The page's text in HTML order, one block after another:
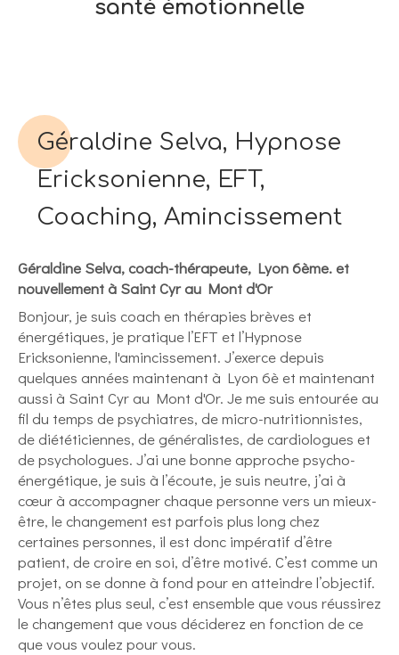
santé émotionnelle
Géraldine Selva, Hypnose
Ericksonienne, EFT,
Coaching, Amincissement
Géraldine Selva, coach-thérapeute, Lyon 6ème. et
nouvellement à Saint Cyr au Mont d'Or
Bonjour, je suis coach en thérapies brèves et
énergétiques, je pratique l’EFT et l’Hypnose
Ericksonienne, l'amincissement. J’exerce depuis
quelques années maintenant à Lyon 6è et maintenant
aussi à Saint Cyr au Mont d'Or. Je me suis entourée au
fil du temps de psychiatres, de micro-nutritionnistes,
de diététiciennes, de généralistes, de cardiologues et
de psychologues. J’ai une bonne approche psycho-
énergétique, je suis à l’écoute, je suis neutre, j’ai à
cœur à accompagner chaque personne vers un mieux-
être, le changement est parfois plus long chez
certaines personnes, il est donc impératif d’être
patient, de croire en soi, d’être motivé. C’est comme un
projet, on se donne à fond pour en atteindre l’objectif.
Vous n’êtes plus seul, c’est ensemble que vous réussirez
le changement que vous déciderez en fonction de ce
que vous voulez pour vous.